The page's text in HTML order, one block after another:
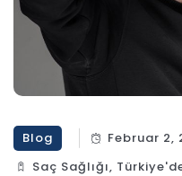
Blog Februar 2,
Saç Sağlığı,